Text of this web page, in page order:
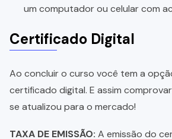
um computador ou celular com
Certificado Digital
Ao concluir o curso você tem a
certificado digital. E assim
se atualizou para o mercado!
TAXA DE EMISSÃO: A emissão do